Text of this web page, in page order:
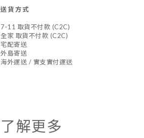
送貨方式
7-11 取貨不付款 (C2C)
全家 取貨不付款 (C2C)
宅配寄送
外島寄送
海外運送 / 實支實付運送
了解更多